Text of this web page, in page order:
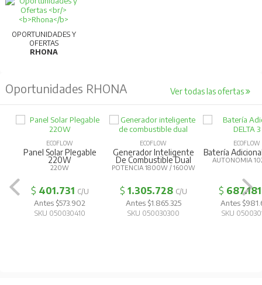
OPORTUNIDADES Y
OFERTAS
RHONA
Oportunidades RHONA Ver todas las ofertas
ECOFLOW
Panel Solar Plegable
220W
220W
$ 401.731 C/U
Antes $573.902
SKU 050030410
ECOFLOW
Generador Inteligente
De Combustible Dual
POTENCIA 1800W / 1600W
$ 1.305.728 C/U
Antes $1.865.325
SKU 050030300
ECOFLOW
Batería
AUTONOMIA
$ 687.181
Antes
SKU